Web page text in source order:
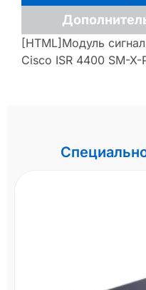
[HTML]Модуль
Cisco ISR 4400 SM-X-